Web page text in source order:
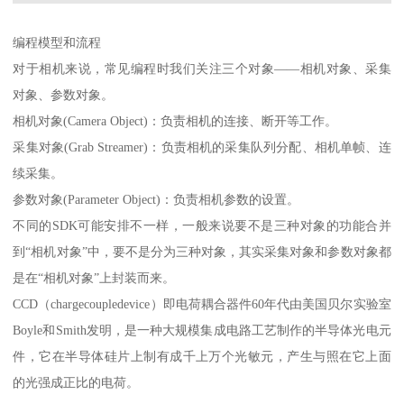
编程模型和流程
对于相机来说，常见编程时我们关注三个对象——相机对象、采集
对象、参数对象。
相机对象(Camera Object)：负责相机的连接、断开等工作。
采集对象(Grab Streamer)：负责相机的采集队列分配、相机单帧、连
续采集。
参数对象(Parameter Object)：负责相机参数的设置。
不同的SDK可能安排不一样，一般来说要不是三种对象的功能合并
到“相机对象”中，要不是分为三种对象，其实采集对象和参数对象都
是在“相机对象”上封装而来。
CCD（chargecoupledevice）即电荷耦合器件60年代由美国贝尔实验室
Boyle和Smith发明，是一种大规模集成电路工艺制作的半导体光电元
件，它在半导体硅片上制有成千上万个光敏元，产生与照在它上面
的光强成正比的电荷。